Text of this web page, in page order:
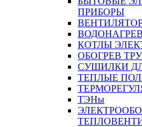
ПРИБОРЫ
КОТЛЫ
ОБОГРЕВ
СУШИЛКИ
ТЕПЛЫЕ
ТЭНы